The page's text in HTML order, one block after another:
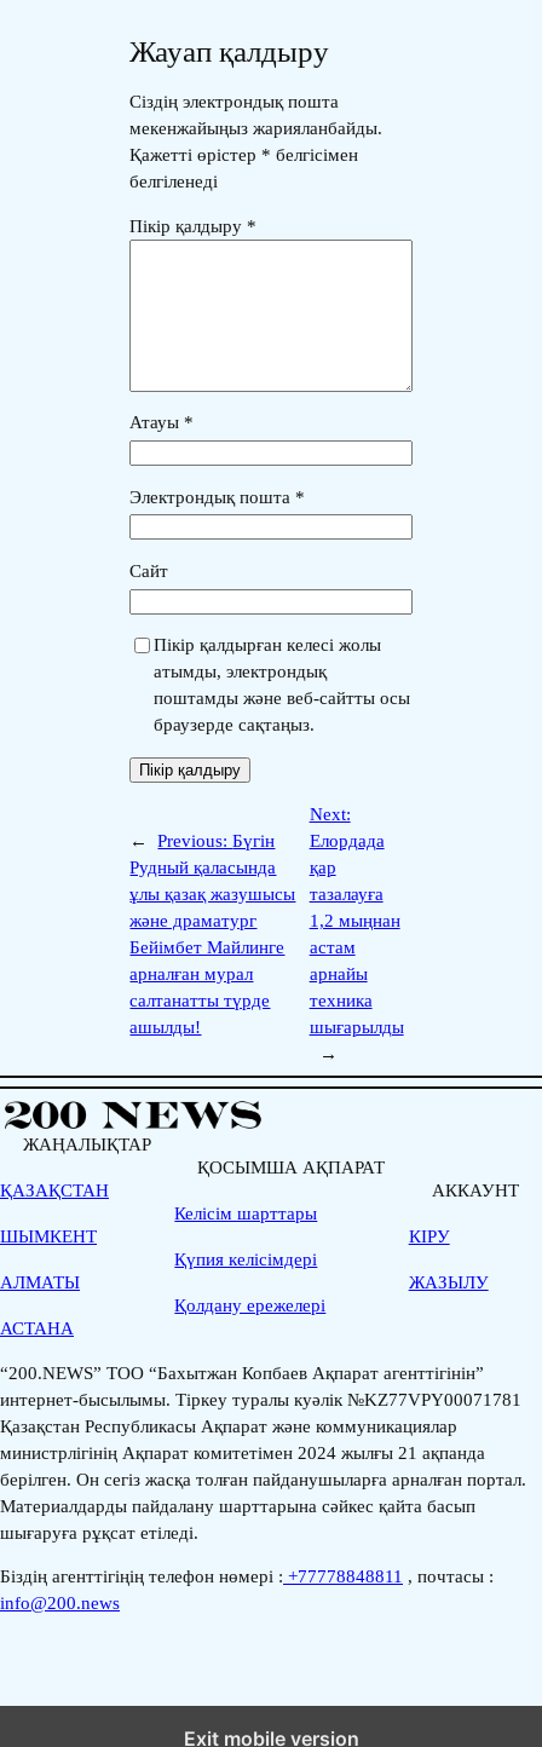
Жауап қалдыру
Сіздің электрондық пошта
мекенжайыңыз жарияланбайды.
Қажетті өрістер * белгісімен
белгіленеді
Пікір қалдыру *
Атауы *
Электрондық пошта *
Сайт
Пікір қалдырған келесі жолы
атымды, электрондық
поштамды және веб-сайтты осы
браузерде сақтаңыз.
← Previous:Бүгін
Рудный қаласында
ұлы қазақ жазушысы
және драматург
Бейімбет Майлинге
арналған мурал
салтанатты түрде
ашылды!
Next:
Елордада
қар
тазалауға
1,2 мыңнан
астам
арнайы
техника
шығарылды
→
ЖАҢАЛЫҚТАР
ҚАЗАҚСТАН
ШЫМКЕНТ
АЛМАТЫ
АСТАНА
ҚОСЫМША АҚПАРАТ
Келісім шарттары
Қүпия келісімдері
Қолдану ережелері
АККАУНТ
КІРУ
ЖАЗЫЛУ
“200.NEWS” ТОО “Бахытжан Копбаев Ақпарат агенттігінін”
интернет-бысылымы. Тіркеу туралы куәлік №KZ77VPY00071781
Қазақстан Республикасы Ақпарат және коммуникациялар
министрлігінің Ақпарат комитетімен 2024 жылғы 21 ақпанда
берілген. Он сегіз жасқа толған пайданушыларға арналған портал.
Материалдарды пайдалану шарттарына сәйкес қайта басып
шығаруға рұқсат етіледі.
Біздің агенттігіңің телефон нөмері : +77778848811 , почтасы :
info@200.news
Exit mobile version